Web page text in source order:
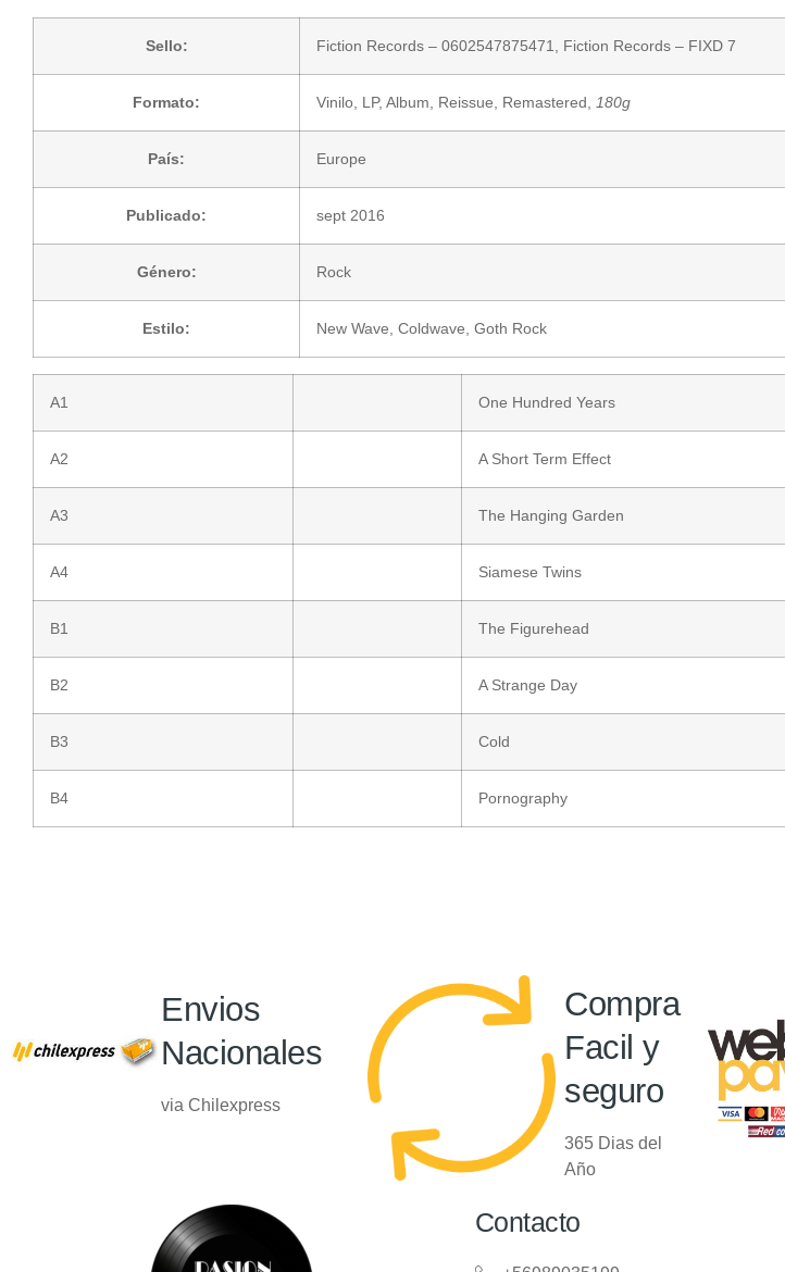
Sello: Fiction Records – 0602547875471, Fiction Records – FIXD 7
Formato: Vinilo , LP, Album, Reissue, Remastered, 180g
País: Europe
Publicado: sept 2016
Género: Rock
Estilo: New Wave Coldwave Goth Rock
A1 One Hundred Years
A2 A Short Term Effect
A3 The Hanging Garden
A4 Siamese Twins
B1 The Figurehead
B2 A Strange Day
B3 Cold
B4 Pornography
Envios
Nacionales
via Chilexpress
Compra
Facil y
seguro
365 Dias del
Año
Contacto